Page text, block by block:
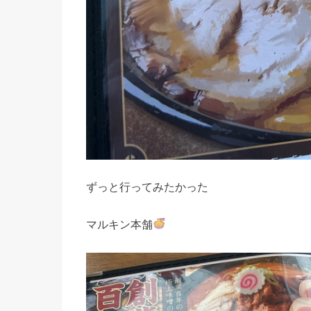
ずっと行ってみたかった
マルキン本舗